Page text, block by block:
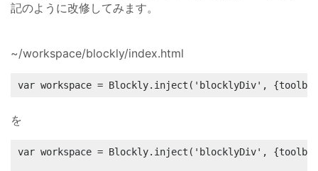
記のように改修してみます。
~/workspace/blockly/index.html
var workspace = Blockly.inject('blocklyDiv',
を
var workspace = Blockly.inject('blocklyDiv',